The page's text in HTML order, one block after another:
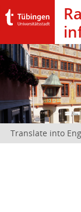
Translate into